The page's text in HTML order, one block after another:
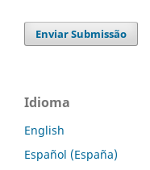
Enviar Submissão
Idioma
English
Español (España)